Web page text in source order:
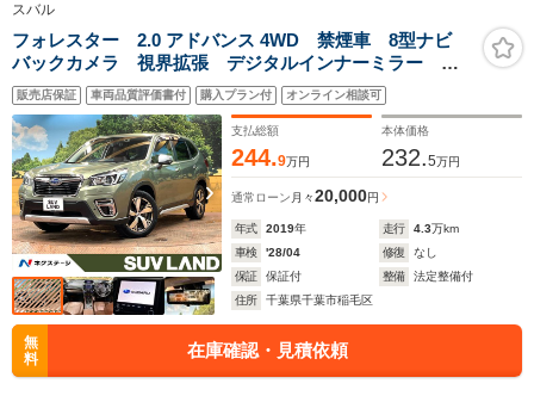
スバル
フォレスター 2.0 アドバンス 4WD 禁煙車 8型ナビ
バックカメラ 視界拡張 デジタルインナーミラー ブ
ラインドスポットモニター 電動リアゲート 茶革シー
ト シートヒーター ステアリングヒーター レーダー
クルーズコントロール ETC
販売店保証 車両品質評価書付 購入プラン付 オンライン相談可
支払総額
244.9万円
本体価格
232.5万円
通常ローン 月々20,000円
年式 2019年 走行 4.3万km
車検
'28/04 修復
なし
保証
保証付 整備
法定整備付
住所
千葉県千葉市稲毛区
無
料
在庫確認・見積依頼